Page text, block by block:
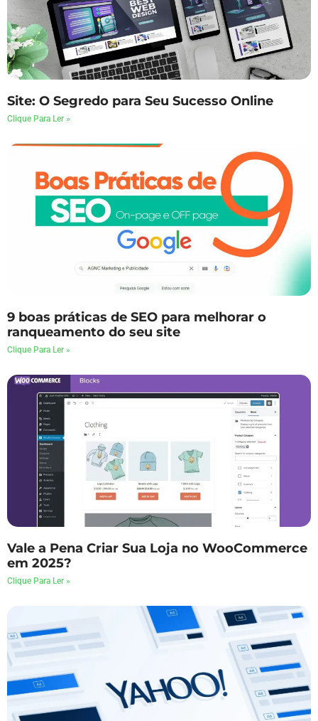
Site: O Segredo para Seu Sucesso Online
Clique Para Ler »
9 boas práticas de SEO para melhorar o
ranqueamento do seu site
Clique Para Ler »
Vale a Pena Criar Sua Loja no WooCommerce
em 2025?
Clique Para Ler »